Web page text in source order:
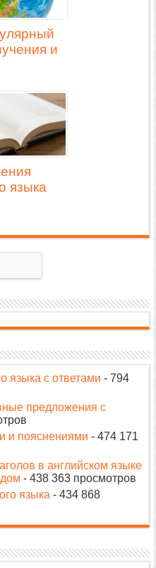
и
языка
языка с ответами - 794
предложения с
и пояснениями - 474 171
в английском языке
- 438 363 просмотров
языка - 434 868